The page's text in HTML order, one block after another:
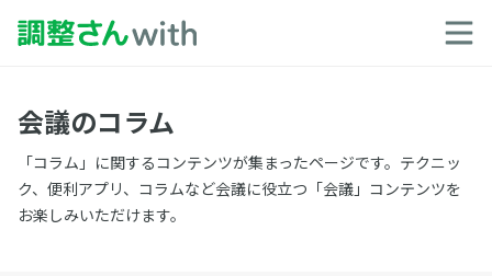
会議のコラム
「コラム」に関するコンテンツが集まったページです。テクニッ
ク、便利アプリ、コラムなど会議に役立つ「会議」コンテンツを
お楽しみいただけます。